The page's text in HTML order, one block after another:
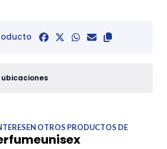
OTROS PRODUCTOS DE